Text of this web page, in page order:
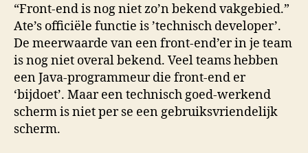
“Front-end is nog niet zo’n bekend vakgebied.”
Ate’s officiële functie is ’technisch developer’.
De meerwaarde van een front-end’er in je team
is nog niet overal bekend. Veel teams hebben
een Java-programmeur die front-end er
‘bijdoet’. Maar een technisch goed-werkend
scherm is niet per se een gebruiksvriendelijk
scherm.